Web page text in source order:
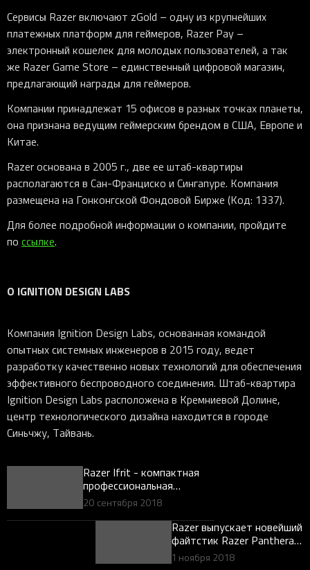
Сервисы Razer включают zGold – одну из крупнейших
платежных платформ для геймеров, Razer Pay –
электронный кошелек для молодых пользователей, а так
же Razer Game Store – единственный цифровой магазин,
предлагающий награды для геймеров.
Компании принадлежат 15 офисов в разных точках планеты,
она признана ведущим геймерским брендом в США, Европе и
Китае.
Razer основана в 2005 г., две ее штаб-квартиры
располагаются в Сан-Франциско и Сингапуре. Компания
размещена на Гонконгской Фондовой Бирже (Код: 1337).
Для более подробной информации о компании, пройдите
по ссылке.
О IGNITION DESIGN LABS
Компания Ignition Design Labs, основанная командой
опытных системных инженеров в 2015 году, ведет
разработку качественно новых технологий для обеспечения
эффективного беспроводного соединения. Штаб-квартира
Ignition Design Labs расположена в Кремниевой Долине,
центр технологического дизайна находится в городе
Синьчжу, Тайвань.
Razer Ifrit - компактная
профессиональная
гарнитура для стримеров
20 сентября 2018
Razer выпускает новейший
файтстик Razer Panthera
Evo
1 ноября 2018